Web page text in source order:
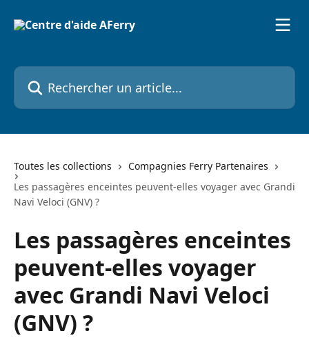
Rechercher un article...
Toutes les collections
Compagnies Ferry Partenaires
Les passagères enceintes peuvent-elles voyager avec Grandi
Navi Veloci (GNV) ?
Les passagères enceintes
peuvent-elles voyager
avec Grandi Navi Veloci
(GNV) ?